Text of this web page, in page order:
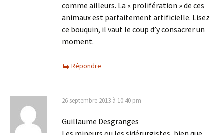
comme ailleurs. La « prolifération » de ces
animaux est parfaitement artificielle. Lisez
ce bouquin, il vaut le coup d’y consacrer un
moment.
Répondre
26 septembre 2013 à 10:40 pm
Guillaume Desgranges